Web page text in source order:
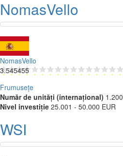
NomasVello
NomasVello
3.545455
Frumusețe
Număr de unități (internațional) 1.200
Nivel investiție 25.001 - 50.000 EUR
WSI